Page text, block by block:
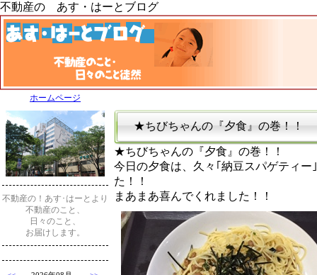
不動産の あす・はーとブログ
ホームページ
不動産の！あす･はーとより
不動産のこと、
日々のこと、
お届けします。
★ちびちゃんの『夕食』の巻！！
★ちびちゃんの『夕食』の巻！！
今日の夕食は、久々｢納豆スパゲティ
た！！
まあまあ喜んでくれました！！